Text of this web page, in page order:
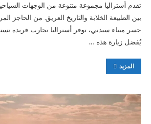
تقدم أستراليا مجموعة متنوعة من الوجهات
بين الطبيعة الخلابة والتاريخ العريق. من الحاجز
جسر ميناء سيدني، توفر أستراليا تجارب فريدة
يُفضل زيارة هذه …
المزيد